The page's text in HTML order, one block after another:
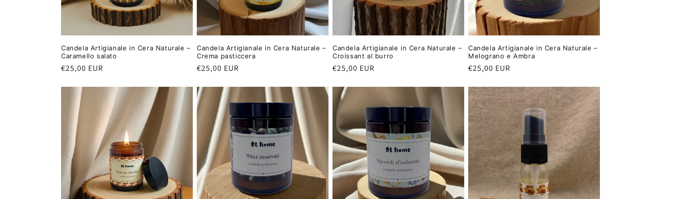
Candela Artigianale in Cera Naturale –
Caramello salato
Prezzo
listino
€25,00 EUR
Candela Artigianale in Cera Naturale –
Crema pasticcera
Prezzo
listino
€25,00 EUR
Candela Artigianale in Cera Naturale –
Croissant al burro
Prezzo
listino
€25,00 EUR
Candela Artigianale in Cera Naturale –
Melograno e Ambra
Prezzo
listino
€25,00 EUR